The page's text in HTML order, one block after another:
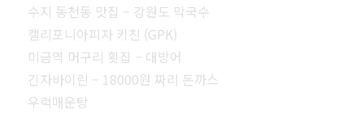
수지 동천동 맛집 – 강원도 막국수
캘리포니아피자 키친 (GPK)
미금역 머구리 횟집 – 대방어
긴자바이린 – 18000원 짜리 돈까스
우럭매운탕